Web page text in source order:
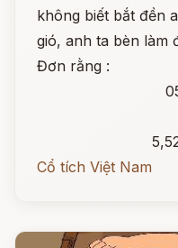
không biết bắt đền
gió, anh ta bèn làm
Đơn rằng :
Cổ tích Việt Nam